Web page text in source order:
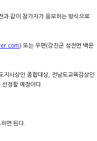
과 같이 참가자가 응모하는 방식으로
) 또는 우편(강진군 성전면 백운
지사상인 종합대상, 전남도교육감상인
정할 예정이다.
면 된다.